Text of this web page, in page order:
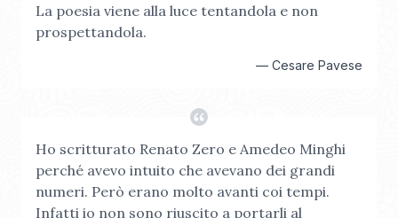
La poesia viene alla luce tentandola e non
prospettandola.
— Cesare Pavese
Ho scritturato Renato Zero e Amedeo Minghi
perché avevo intuito che avevano dei grandi
numeri. Però erano molto avanti coi tempi.
Infatti io non sono riuscito a portarli al